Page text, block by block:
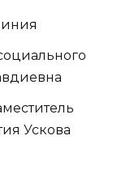
Ускова